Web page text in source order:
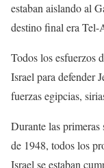
estaban aislando al
destino final era
Todos los esfuerzos
Israel para defender
fuerzas egipcias,
Durante las primeras
de 1948, todos los
Israel se estaban